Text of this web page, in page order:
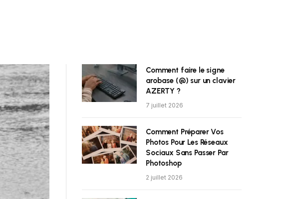
Comment faire le signe
arobase (@) sur un clavier
AZERTY ?
7 juillet 2026
Comment Préparer Vos
Photos Pour Les Réseaux
Sociaux Sans Passer Par
Photoshop
2 juillet 2026